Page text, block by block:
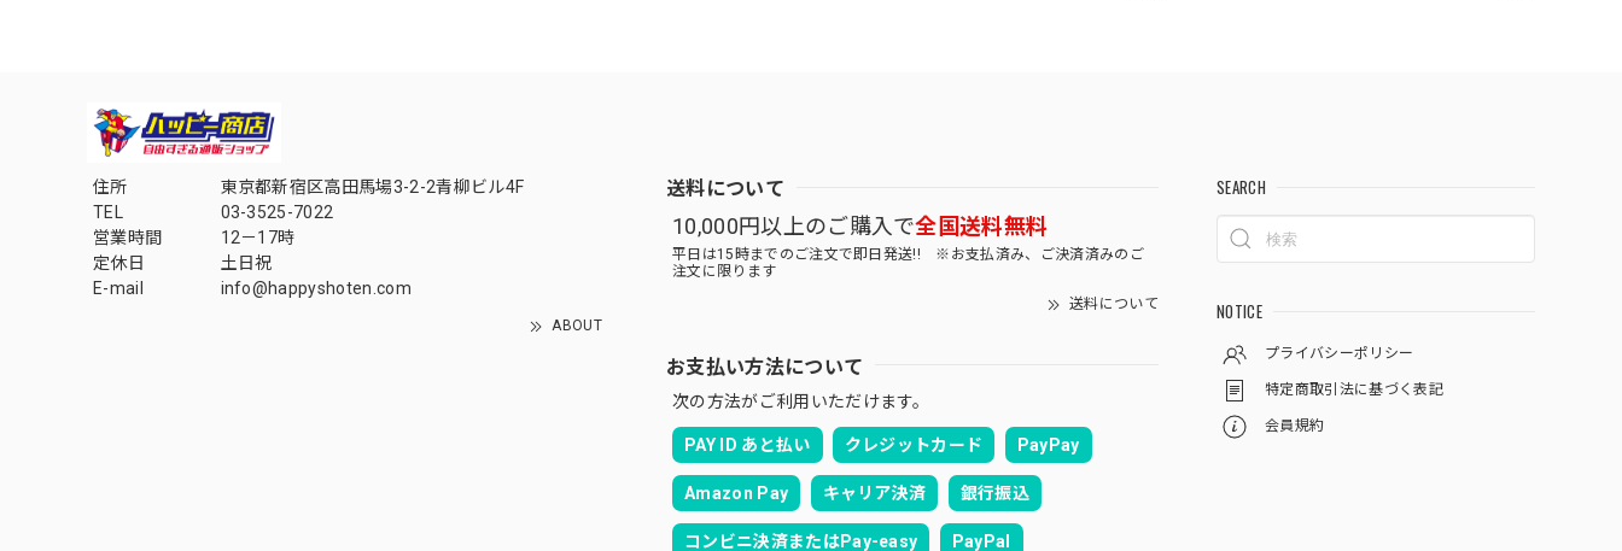
住所
東京都新宿区高田馬場3-2-2青柳ビル4F
TEL
03-3525-7022
営業時間
12－17時
定休日
土日祝
E-mail
info@happyshoten.com
ABOUT
送料について
10,000円以上のご購入で全国送料無料
平日は15時までのご注文で即日発送!! ※お支払済み、ご決済済みのご
注文に限ります
送料について
お支払い方法について
次の方法がご利用いただけます。
PAY ID あと払い クレジットカード PayPay
Amazon Pay キャリア決済 銀行振込
コンビニ決済またはPay-easy PayPal
SEARCH
NOTICE
プライバシーポリシー
特定商取引法に基づく表記
会員規約